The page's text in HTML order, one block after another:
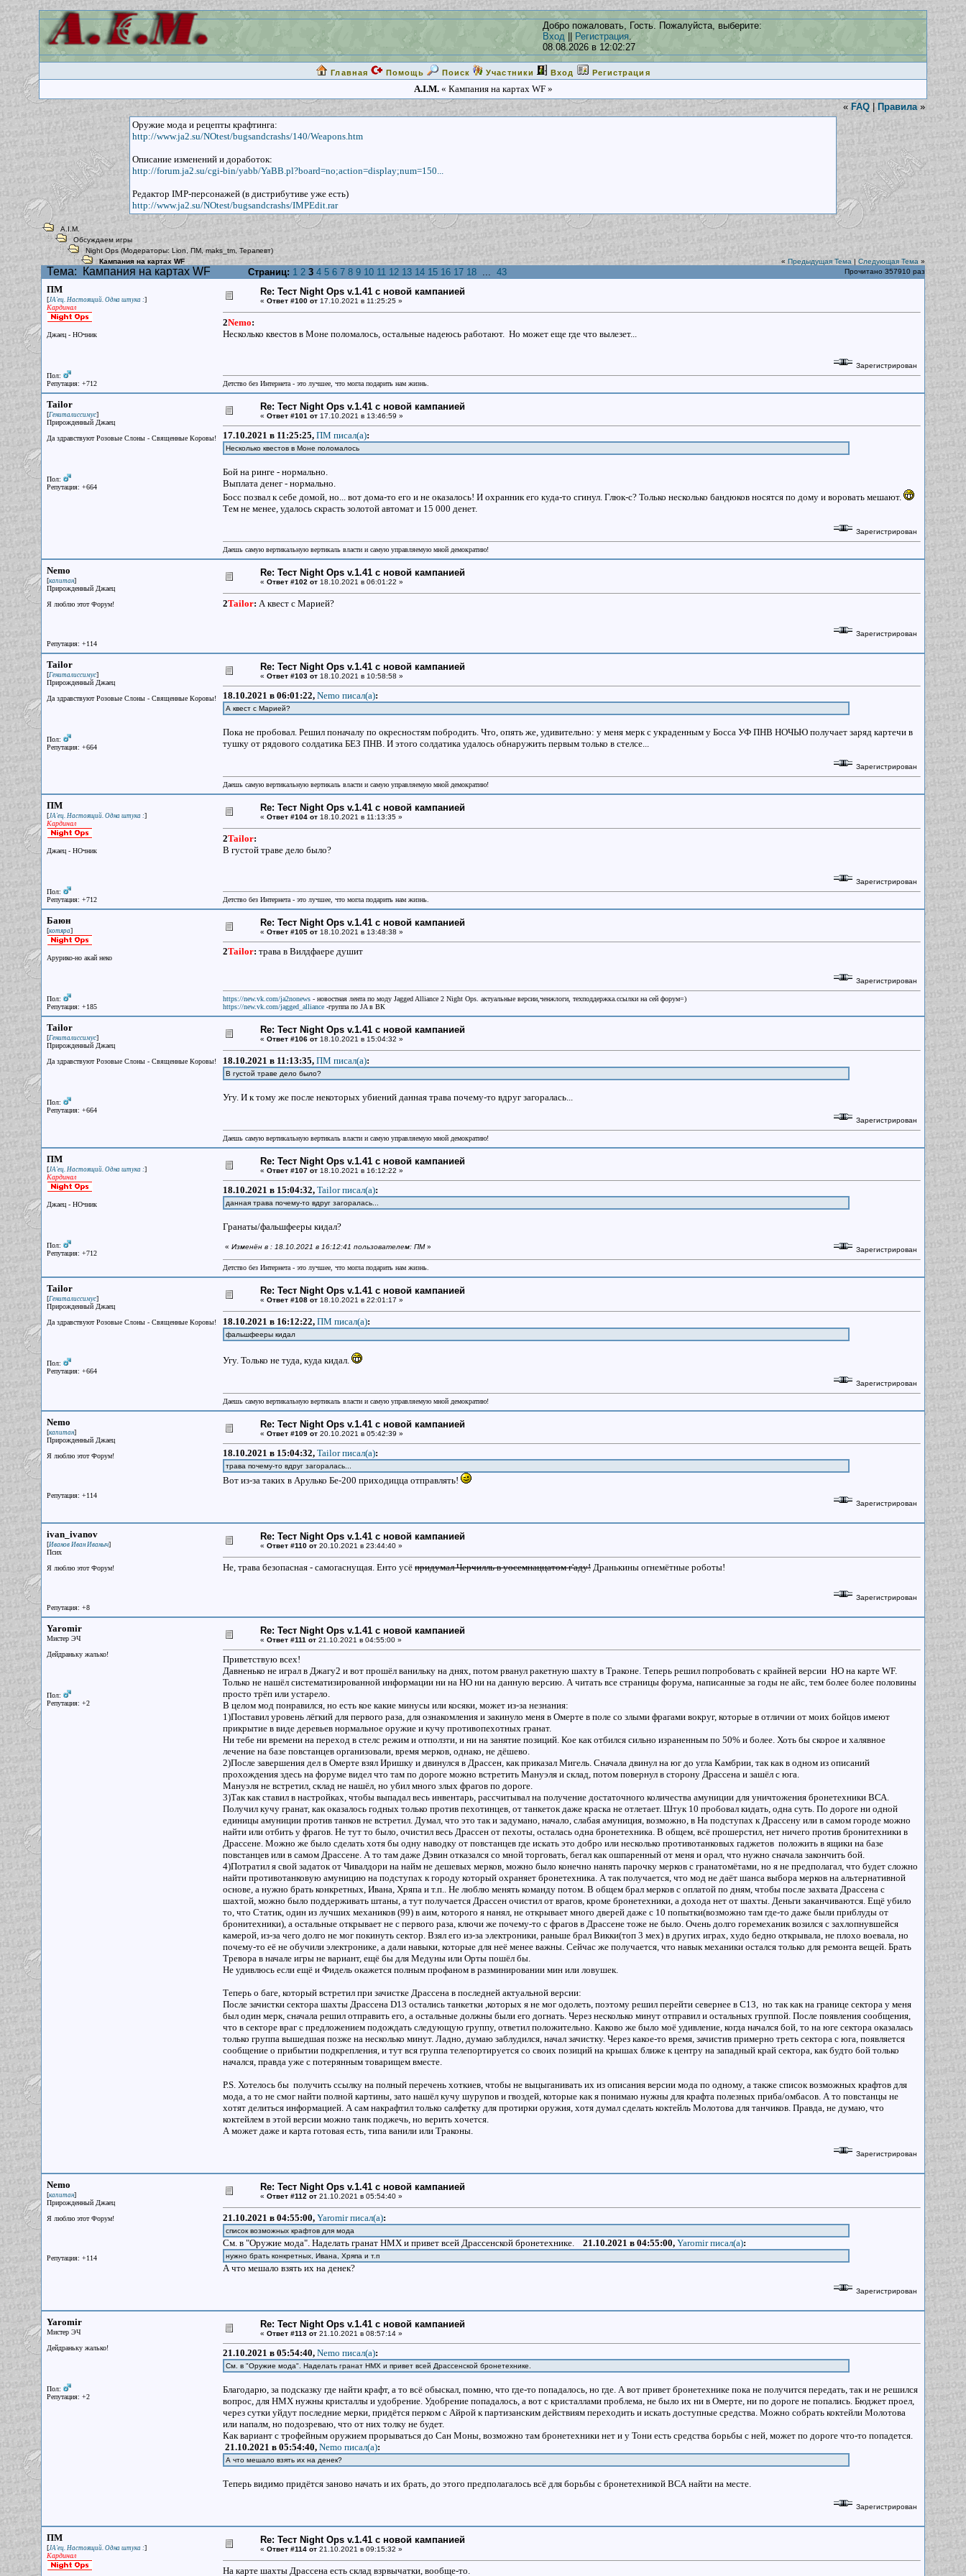
Добро пожаловать, Гость. Пожалуйста, выберите:
Вход
Регистрация.
08.08.2026 в 12:02:27
Главная Помощь Поиск Участники Вход Регистрация
A.I.M.« Кампания на картах WF »
« FAQ | Правила »
Оружие мода и рецепты крафтинга:
http://www.ja2.su/NOtest/bugsandcrashs/140/Weapons.htm
Описание изменений и доработок:
http://forum.ja2.su/cgi-bin/yabb/YaBB.pl?board=no;action=display;num=150...
Редактор IMP-персонажей (в дистрибутиве уже есть)
http://www.ja2.su/NOtest/bugsandcrashs/IMPEdit.rar
A.I.M.
Обсуждаем игры
Night Ops (Модераторы: Lion, ПМ maks_tm Терапевт)
Кампания на картах WF
« Предыдущая Тема | Следующая Тема »
Тема: Кампания на картах WF Страниц: 1 2 3 4 5 6 7 8 9 10 11 12 13 14 15 16 17 18 ... 43 Прочитано 357910 раз
ПМ
[JA'ец. Настоящий. Одна штука :]
Кардинал
Джаец - НОчник
Пол:
Репутация: +712
Re: Тест Night Ops v.1.41 с новой кампанией
« Ответ #100 от 17.10.2021 в 11:25:25 »
2Nemo:
Несколько квестов в Моне поломалось, остальные надеюсь работают. Но может еще где что вылезет...
Зарегистрирован
Детство без Интернета - это лучшее, что могла подарить нам жизнь.
Tailor
[Гениталиссимус]
Прирожденный Джаец
Да здравствуют Розовые Слоны - Священные Коровы!
Пол:
Репутация: +664
Re: Тест Night Ops v.1.41 с новой кампанией
« Ответ #101 от 17.10.2021 в 13:46:59 »
17.10.2021 в 11:25:25, ПМ писал(a):
Несколько квестов в Моне поломалось
Бой на ринге - нормально.
Выплата денег - нормально.
Босс позвал к себе домой, но... вот дома-то его и не оказалось! И охранник его куда-то сгинул. Глюк-с? Только несколько бандюков носятся по дому и воровать мешают.
Тем не менее, удалось скрасть золотой автомат и 15 000 денет.
Зарегистрирован
Даешь самую вертикальную вертикаль власти и самую управляемую мной демократию!
Nemo
[капитан]
Прирожденный Джаец
Я люблю этот Форум!
Репутация: +114
Re: Тест Night Ops v.1.41 с новой кампанией
« Ответ #102 от 18.10.2021 в 06:01:22 »
2Tailor: А квест с Марией?
Зарегистрирован
Tailor
[Гениталиссимус]
Прирожденный Джаец
Да здравствуют Розовые Слоны - Священные Коровы!
Пол:
Репутация: +664
Re: Тест Night Ops v.1.41 с новой кампанией
« Ответ #103 от 18.10.2021 в 10:58:58 »
18.10.2021 в 06:01:22, Nemo писал(a):
А квест с Марией?
Пока не пробовал. Решил поначалу по окресностям побродить. Что, опять же, удивительно: у меня мерк с украденным у Босса УФ ПНВ НОЧЬЮ получает заряд картечи в
тушку от рядового солдатика БЕЗ ПНВ. И этого солдатика удалось обнаружить первым только в стелсе...
Зарегистрирован
Даешь самую вертикальную вертикаль власти и самую управляемую мной демократию!
ПМ
[JA'ец. Настоящий. Одна штука :]
Кардинал
Джаец - НОчник
Пол:
Репутация: +712
Re: Тест Night Ops v.1.41 с новой кампанией
« Ответ #104 от 18.10.2021 в 11:13:35 »
2Tailor:
В густой траве дело было?
Зарегистрирован
Детство без Интернета - это лучшее, что могла подарить нам жизнь.
Баюн
[котяра]
Арурико-но акай неко
Пол:
Репутация: +185
Re: Тест Night Ops v.1.41 с новой кампанией
« Ответ #105 от 18.10.2021 в 13:48:38 »
2Tailor: трава в Вилдфаере душит
Зарегистрирован
https://new.vk.com/ja2nonews - новостная лента по моду Jagged Alliance 2 Night Ops. актуальные версии,ченжлоги, техподдержка.ссылки на сей форум=)
https://new.vk.com/jagged_alliance -группа по JA в ВК
Tailor
[Гениталиссимус]
Прирожденный Джаец
Да здравствуют Розовые Слоны - Священные Коровы!
Пол:
Репутация: +664
Re: Тест Night Ops v.1.41 с новой кампанией
« Ответ #106 от 18.10.2021 в 15:04:32 »
18.10.2021 в 11:13:35, ПМ писал(a):
В густой траве дело было?
Угу. И к тому же после некоторых убиений данная трава почему-то вдруг загоралась...
Зарегистрирован
Даешь самую вертикальную вертикаль власти и самую управляемую мной демократию!
ПМ
[JA'ец. Настоящий. Одна штука :]
Кардинал
Джаец - НОчник
Пол:
Репутация: +712
Re: Тест Night Ops v.1.41 с новой кампанией
« Ответ #107 от 18.10.2021 в 16:12:22 »
18.10.2021 в 15:04:32, Tailor писал(a):
данная трава почему-то вдруг загоралась...
Гранаты/фальшфееры кидал?
« Изменён в : 18.10.2021 в 16:12:41 пользователем: ПМ» Зарегистрирован
Детство без Интернета - это лучшее, что могла подарить нам жизнь.
Tailor
[Гениталиссимус]
Прирожденный Джаец
Да здравствуют Розовые Слоны - Священные Коровы!
Пол:
Репутация: +664
Re: Тест Night Ops v.1.41 с новой кампанией
« Ответ #108 от 18.10.2021 в 22:01:17 »
18.10.2021 в 16:12:22, ПМ писал(a):
фальшфееры кидал
Угу. Только не туда, куда кидал.
Зарегистрирован
Даешь самую вертикальную вертикаль власти и самую управляемую мной демократию!
Nemo
[капитан]
Прирожденный Джаец
Я люблю этот Форум!
Репутация: +114
Re: Тест Night Ops v.1.41 с новой кампанией
« Ответ #109 от 20.10.2021 в 05:42:39 »
18.10.2021 в 15:04:32, Tailor писал(a):
трава почему-то вдруг загоралась...
Вот из-за таких в Арулько Бе-200 приходицца отправлять!
Зарегистрирован
ivan_ivanov
[Иванов Иван Иваныч]
Псих
Я люблю этот Форум!
Репутация: +8
Re: Тест Night Ops v.1.41 с новой кампанией
« Ответ #110 от 20.10.2021 в 23:44:40 »
Не, трава безопасная - самогаснущая. Енто усё придумал Черчилль в уосемнаццатом г'аду! Дранькины огнемётные роботы!
Зарегистрирован
Yaromir
Мистер ЭЧ
Дейдраньку жалько!
Пол:
Репутация: +2
Re: Тест Night Ops v.1.41 с новой кампанией
« Ответ #111 от 21.10.2021 в 04:55:00 »
Приветствую всех!
Давненько не играл в Джагу2 и вот прошёл ванильку на днях, потом рванул ракетную шахту в Траконе. Теперь решил попробовать с крайней версии НО на карте WF.
Только не нашёл систематизированной информации ни на НО ни на данную версию. А читать все страницы форума, написанные за годы не айс, тем более более половины
просто трёп или устарело.
В целом мод понравился, но есть кое какие минусы или косяки, может из-за незнания:
1)Поставил уровень лёгкий для первого раза, для ознакомления и закинуло меня в Омерте в поле со злыми фрагами вокруг, которые в отличии от моих бойцов имеют
прикрытие в виде деревьев нормальное оружие и кучу противопехотных гранат.
Ни тебе ни времени на переход в стелс режим и отползти, и ни на занятие позиций. Кое как отбился сильно израненным по 50% и более. Хоть бы скорое и халявное
лечение на базе повстанцев организовали, время мерков, однако, не дёшево.
2)После завершения дел в Омерте взял Иришку и двинулся в Драссен, как приказал Мигель. Сначала двинул на юг до угла Камбрии, так как в одном из описаний
прохождения здесь на форуме видел что там по дороге можно встретить Мануэля и склад, потом повернул в сторону Драссена и зашёл с юга.
Мануэля не встретил, склад не нашёл, но убил много злых фрагов по дороге.
3)Так как ставил в настройках, чтобы выпадал весь инвентарь, рассчитывал на получение достаточного количества амуниции для уничтожения бронетехники ВСА.
Получил кучу гранат, как оказалось годных только против пехотинцев, от танкеток даже краска не отлетает. Штук 10 пробовал кидать, одна суть. По дороге ни одной
единицы амуниции против танков не встретил. Думал, что это так и задумано, начало, слабая амуниция, возможно, в На подступах к Драссену или в самом городе можно
найти или отбить у фрагов. Не тут то было, очистил весь Драссен от пехоты, осталась одна бронетехника. В общем, всё прошерстил, нет ничего против бронитехники в
Драссене. Можно же было сделать хотя бы одну наводку от повстанцев где искать это добро или несколько противотанковых гаджетов положить в ящики на базе
повстанцев или в самом Драссене. А то там даже Дэвин отказался со мной торговать, бегал как ошпаренный от меня и орал, что нужно сначала закончить бой.
4)Потратил я свой задаток от Чивалдори на найм не дешевых мерков, можно было конечно нанять парочку мерков с гранатомётами, но я не предполагал, что будет сложно
найти противотанковую амуницию на подступах к городу который охраняет бронетехника. А так получается, что мод не даёт шанса выбора мерков на альтернативной
основе, а нужно брать конкретных, Ивана, Хряпа и т.п.. Не люблю менять команду потом. В общем брал мерков с оплатой по дням, чтобы после захвата Драссена с
шахтой, можно было поддерживать штаны, а тут получается Драссен очистил от врагов, кроме бронетехники, а дохода нет от шахты. Деньги заканчиваются. Ещё убило
то, что Статик, один из лучших механиков (99) в аим, которого я нанял, не открывает много дверей даже с 10 попытки(возможно там где-то даже были приблуды от
бронитехники), а остальные открывает не с первого раза, ключи же почему-то с фрагов в Драссене тоже не было. Очень долго горемеханик возился с захлопнувшейся
камерой, из-за чего долго не мог покинуть сектор. Взял его из-за электроники, раньше брал Викки(топ 3 мех) в других играх, худо бедно открывала, не плохо воевала, но
почему-то её не обучили электронике, а дали навыки, которые для неё менее важны. Сейчас же получается, что навык механики остался только для ремонта вещей. Брать
Тревора в начале игры не вариант, ещё бы для Медуны или Орты пошёл бы.
Не удивлюсь если ещё и Фидель окажется полным профаном в разминировании мин или ловушек.
Теперь о баге, который встретил при зачистке Драссена в последней актуальной версии:
После зачистки сектора шахты Драссена D13 остались танкетки ,которых я не мог одолеть, поэтому решил перейти севернее в С13, но так как на границе сектора у меня
был один мерк, сначала решил отправить его, а остальные должны были его догнать. Через несколько минут отправил и остальных группой. После появления сообщения,
что в секторе враг с предложением подождать следующую группу, ответил положительно. Каково же было моё удивление, когда начался бой, то на юге сектора оказалась
только группа вышедшая позже на несколько минут. Ладно, думаю заблудился, начал зачистку. Через какое-то время, зачистив примерно треть сектора с юга, появляется
сообщение о прибытии подкрепления, и тут вся группа телепортируется со своих позиций на крышах ближе к центру на западный край сектора, как будто бой только
начался, правда уже с потерянным товарищем вместе.
Р.S. Хотелось бы получить ссылку на полный перечень хоткиев, чтобы не выцыганивать их из описания версии мода по одному, а также список возможных крафтов для
мода, а то не смог найти полной картины, зато нашёл кучу шурупов и гвоздей, которые как я понимаю нужны для крафта полезных приба/омбасов. А то повстанцы не
хотят делиться информацией. А сам накрафтил только салфетку для протирки оружия, хотя думал сделать коктейль Молотова для танчиков. Правда, не думаю, что
коктейлем в этой версии можно танк поджечь, но верить хочется.
А может даже и карта готовая есть, типа ванили или Траконы.
Зарегистрирован
Nemo
[капитан]
Прирожденный Джаец
Я люблю этот Форум!
Репутация: +114
Re: Тест Night Ops v.1.41 с новой кампанией
« Ответ #112 от 21.10.2021 в 05:54:40 »
21.10.2021 в 04:55:00, Yaromir писал(a):
список возможных крафтов для мода
См. в "Оружие мода". Наделать гранат НМХ и привет всей Драссенской бронетехнике. 21.10.2021 в 04:55:00, Yaromir писал(a):
нужно брать конкретных, Ивана, Хряпа и т.п
А что мешало взять их на денек?
Зарегистрирован
Yaromir
Мистер ЭЧ
Дейдраньку жалько!
Пол:
Репутация: +2
Re: Тест Night Ops v.1.41 с новой кампанией
« Ответ #113 от 21.10.2021 в 08:57:14 »
21.10.2021 в 05:54:40, Nemo писал(a):
См. в "Оружие мода". Наделать гранат НМХ и привет всей Драссенской бронетехнике.
Благодарю, за подсказку где найти крафт, а то всё обыскал, помню, что где-то попадалось, но где. А вот привет бронетехнике пока не получится передать, так и не решился
вопрос, для НМХ нужны кристаллы и удобрение. Удобрение попадалось, а вот с кристаллами проблема, не было их ни в Омерте, ни по дороге не попались. Бюджет проел,
через сутки уйдут последние мерки, придётся перком с Айрой к партизанским действиям переходить и искать доступные средства. Можно собрать коктейли Молотова
или напалм, но подозреваю, что от них толку не будет.
Как вариант с трофейным оружием прорываться до Сан Моны, возможно там бронетехники нет и у Тони есть средства борьбы с ней, может по дороге что-то попадется.
21.10.2021 в 05:54:40, Nemo писал(a):
А что мешало взять их на денек?
Теперь видимо придётся заново начать и их брать, до этого предполагалось всё для борьбы с бронетехникой ВСА найти на месте.
Зарегистрирован
ПМ
[JA'ец. Настоящий. Одна штука :]
Кардинал
Re: Тест Night Ops v.1.41 с новой кампанией
« Ответ #114 от 21.10.2021 в 09:15:32 »
На карте шахты Драссена есть склад взрвычатки, вообще-то.